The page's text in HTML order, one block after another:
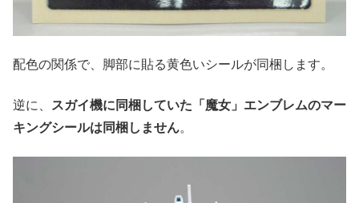
配色の関係で、脚部に貼る黄色いシールが同梱します。
逆に、
スガイ機に同梱していた「魔女」エンブレムのマー
キングシールは同梱しません。